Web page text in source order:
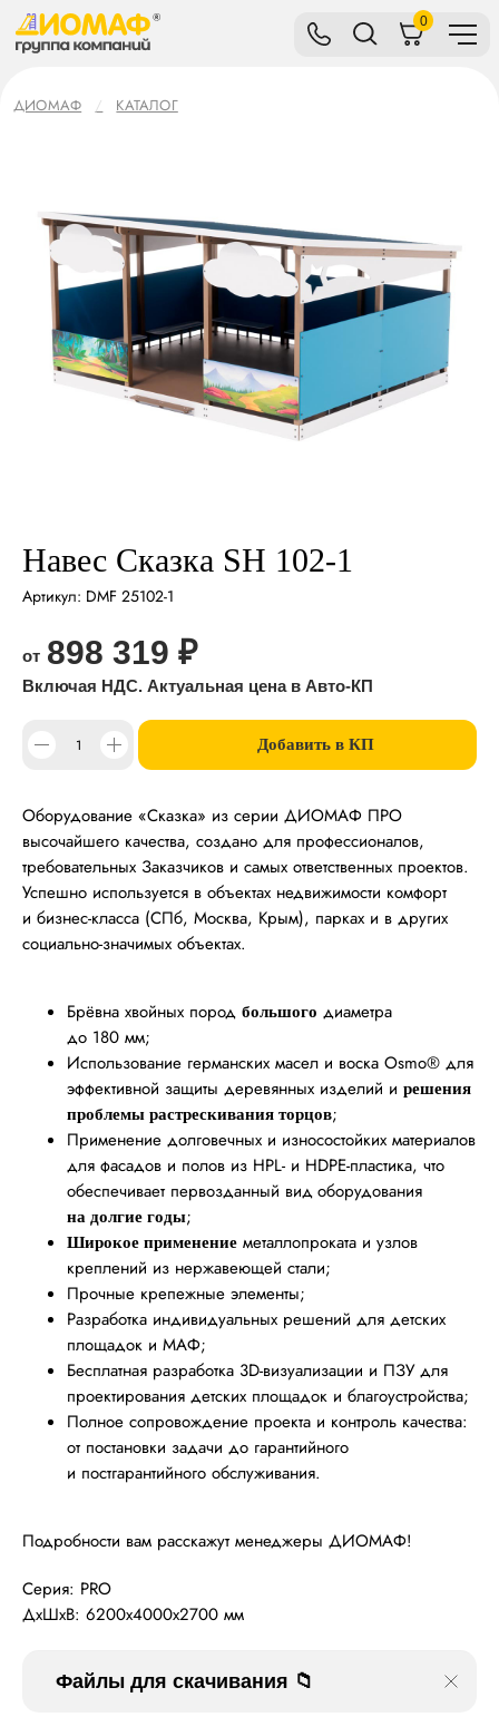
0
ДИОМАФ КАТАЛОГ
Навес Сказка SH 102-1
Артикул: DMF 25102-1
898 319 ₽
Добавить в КП
Оборудование «Сказка» из серии ДИОМАФ ПРО
высочайшего качества, создано для профессионалов,
требовательных Заказчиков и самых ответственных проектов.
Успешно используется в объектах недвижимости комфорт
и бизнес-класса (СПб, Москва, Крым), парках и в других
социально-значимых объектах.
Брёвна хвойных пород большого диаметра
до 180 мм;
Использование германских масел и воска Osmo® для
эффективной защиты деревянных изделий и решения
проблемы растрескивания торцов;
Применение долговечных и износостойких материалов
для фасадов и полов из HPL- и HDPE-пластика, что
обеспечивает первозданный видоборудования
на долгие годы;
Широкое применение металлопроката и узлов
креплений из нержавеющей стали;
Прочные крепежные элементы;
Разработка индивидуальных решений для детских
площадок и МАФ;
Бесплатная разработка 3D-визуализации и ПЗУ для
проектирования детских площадок и благоустройства;
Полное сопровождение проекта и контроль качества:
от постановки задачи до гарантийного
и постгарантийного обслуживания.
Подробности вам расскажут менеджеры ДИОМАФ!
Серия: PRO
ДxШxВ: 6200x4000x2700 мм
Файлы для скачивания 📁